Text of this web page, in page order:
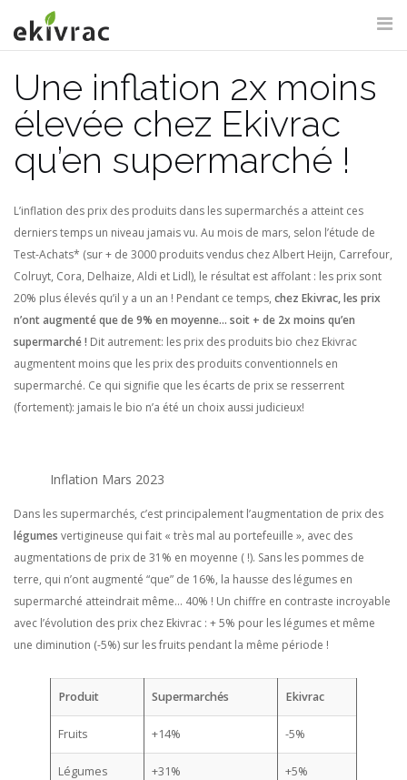
au
contenu
RECHERCHE DU SITE
Une inflation 2x moins
élevée chez Ekivrac
qu’en supermarché !
L’inflation des prix des produits dans les supermarchés a atteint ces
derniers temps un niveau jamais vu. Au mois de mars, selon l’étude de
Test-Achats* (sur + de 3000 produits vendus chez Albert Heijn, Carrefour,
Colruyt, Cora, Delhaize, Aldi et Lidl), le résultat est affolant : les prix sont
20% plus élevés qu’il y a un an ! Pendant ce temps, chez Ekivrac, les prix
n’ont augmenté que de 9% en moyenne… soit + de 2x moins qu’en
supermarché ! Dit autrement: les prix des produits bio chez Ekivrac
augmentent moins que les prix des produits conventionnels en
supermarché. Ce qui signifie que les écarts de prix se resserrent
(fortement): jamais le bio n’a été un choix aussi judicieux!
Inflation Mars 2023
Dans les supermarchés, c’est principalement l’augmentation de prix des
légumes vertigineuse qui fait « très mal au portefeuille », avec des
augmentations de prix de 31% en moyenne ( !). Sans les pommes de
terre, qui n’ont augmenté “que” de 16%, la hausse des légumes en
supermarché atteindrait même… 40% ! Un chiffre en contraste incroyable
avec l’évolution des prix chez Ekivrac : + 5% pour les légumes et même
une diminution (-5%) sur les fruits pendant la même période !
Produit Supermarchés Ekivrac
Fruits +14% -5%
Légumes +31% +5%